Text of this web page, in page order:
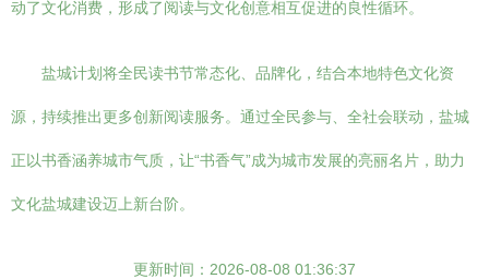
动了文化消费，形成了阅读与文化创意相互促进的良性循环。
盐城计划将全民读书节常态化、品牌化，结合本地特色文化资
源，持续推出更多创新阅读服务。通过全民参与、全社会联动，盐城
正以书香涵养城市气质，让“书香气”成为城市发展的亮丽名片，助力
文化盐城建设迈上新台阶。
更新时间：2026-08-08 01:36:37